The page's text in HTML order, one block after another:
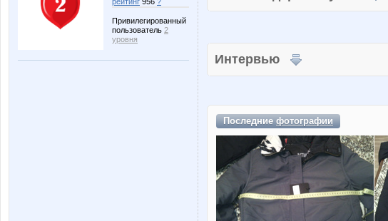
Привилегированный
пользователь 2
уровня
Интервью
Последниефотографии